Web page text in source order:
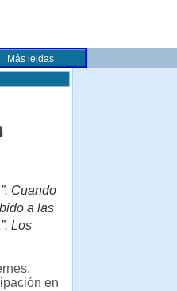
Más leidas
Cuando
a las
Los
en